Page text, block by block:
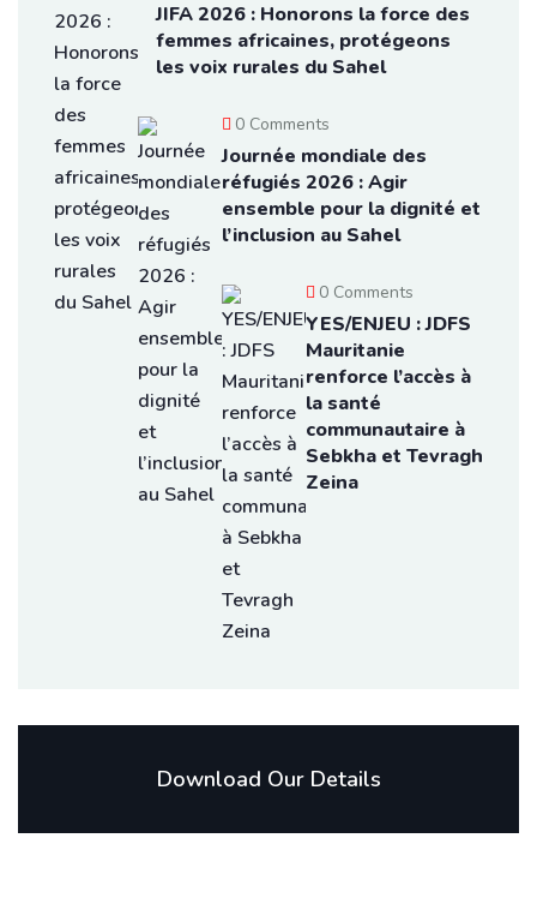
JIFA 2026 : Honorons la force des
femmes africaines, protégeons
les voix rurales du Sahel
0 Comments
Journée mondiale des
réfugiés 2026 : Agir
ensemble pour la dignité et
l’inclusion au Sahel
0 Comments
YES/ENJEU : JDFS
Mauritanie
renforce l’accès à
la santé
communautaire à
Sebkha et Tevragh
Zeina
Download Our Details